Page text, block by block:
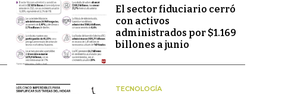
El sector fiduciario cerró
con activos
administrados por $1.169
billones a junio
TECNOLOGÍA